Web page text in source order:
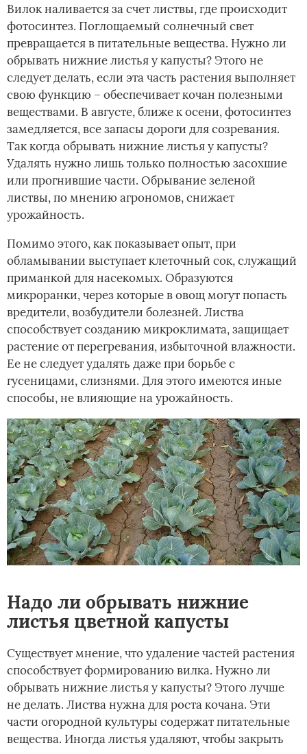
Вилок наливается за счет листвы, где происходит
фотосинтез. Поглощаемый солнечный свет
превращается в питательные вещества. Нужно ли
обрывать нижние листья у капусты? Этого не
следует делать, если эта часть растения выполняет
свою функцию – обеспечивает кочан полезными
веществами. В августе, ближе к осени, фотосинтез
замедляется, все запасы дороги для созревания.
Так когда обрывать нижние листья у капусты?
Удалять нужно лишь только полностью засохшие
или прогнившие части. Обрывание зеленой
листвы, по мнению агрономов, снижает
урожайность.
Помимо этого, как показывает опыт, при
обламывании выступает клеточный сок, служащий
приманкой для насекомых. Образуются
микроранки, через которые в овощ могут попасть
вредители, возбудители болезней. Листва
способствует созданию микроклимата, защищает
растение от перегревания, избыточной влажности.
Ее не следует удалять даже при борьбе с
гусеницами, слизнями. Для этого имеются иные
способы, не влияющие на урожайность.
Надо ли обрывать нижние
листья цветной капусты
Существует мнение, что удаление частей растения
способствует формированию вилка. Нужно ли
обрывать нижние листья у капусты? Этого лучше
не делать. Листва нужна для роста кочана. Эти
части огородной культуры содержат питательные
вещества. Иногда листья удаляют, чтобы закрыть